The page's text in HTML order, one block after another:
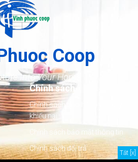
Coop
Into Your Home
Chính sách
Chính sách bảo hành và xử lý
khiếu nại
Chính sách bảo mật thông tin
Chính sách đổi trả
Tắt [x]